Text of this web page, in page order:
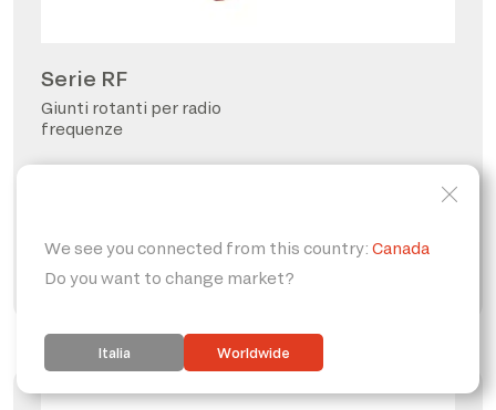
Serie RF
Giunti rotanti per radio
frequenze